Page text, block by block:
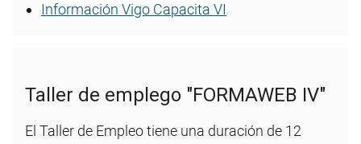
Información Vigo Capacita VI
Taller de emplego "FORMAWEB IV"
El Taller de Empleo tiene una duración de 12